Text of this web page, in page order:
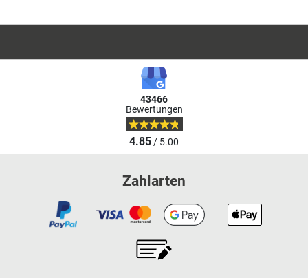
43466
Bewertungen
4.85/ 5.00
Zahlarten